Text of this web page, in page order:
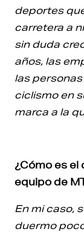
deportes
carretera a
sin duda
años, las
las
ciclismo en
marca a la
¿Cómo es el
equipo de
En mi caso,
duermo